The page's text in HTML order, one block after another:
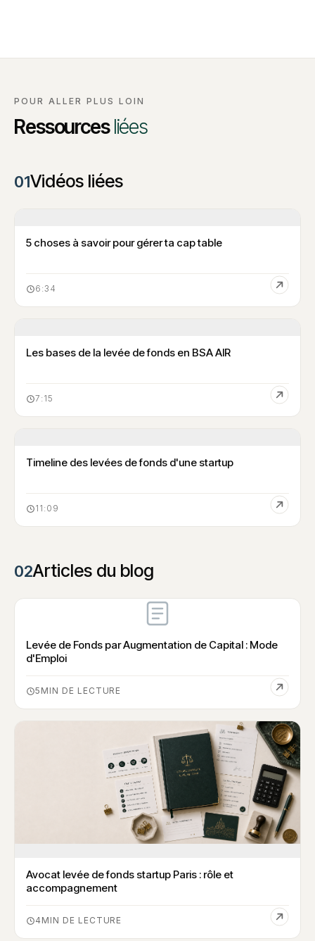
POUR ALLER PLUS LOIN
Ressourcesliées
01Vidéos liées
5 choses à savoir pour gérer ta cap table
6:34
Les bases de la levée de fonds en BSA AIR
7:15
Timeline des levées de fonds d'une startup
11:09
02Articles du blog
Levée de Fonds par Augmentation de Capital : Mode
d'Emploi
5
Avocat levée de fonds startup Paris : rôle et
accompagnement
4